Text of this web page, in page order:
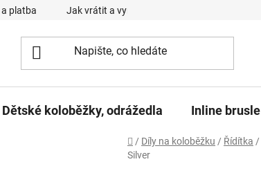
platba Jak vrátit a vyměnit zboží
Dětské koloběžky, odrážedla Inline brusle
Domů
/ Díly na koloběžku / Řídítka /
Silver